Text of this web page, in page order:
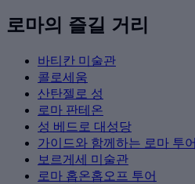
로마의 즐길 거리
바티칸 미술관
콜로세움
산탄젤로 성
로마 판테온
성 베드로 대성당
가이드와 함께하는 로마 투어
보르게세 미술관
로마 홉온홉오프 투어